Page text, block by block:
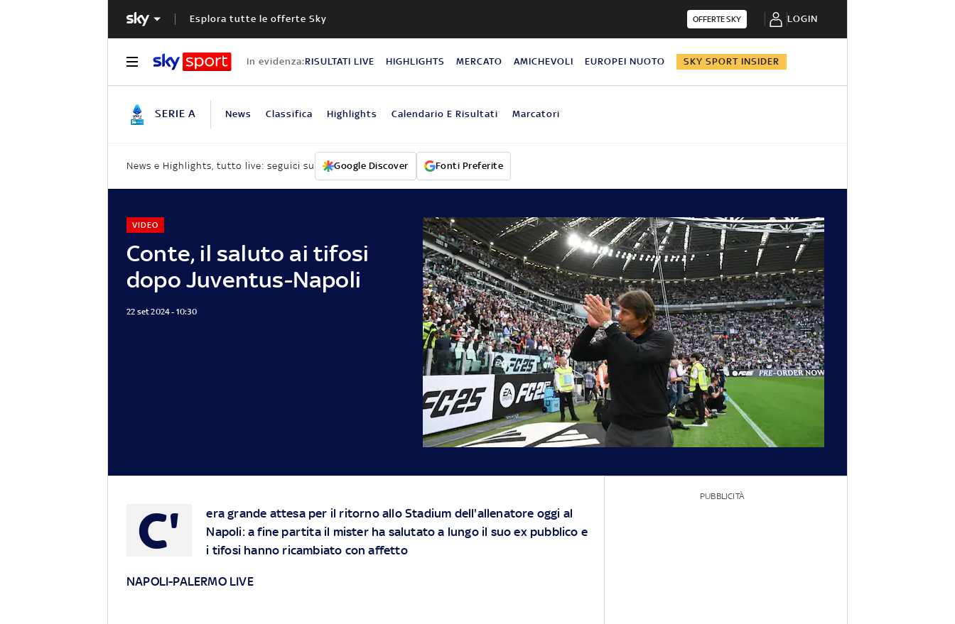
Esplora tutte le offerte Sky OFFERTE SKY LOGIN
In evidenza:RISULTATI LIVE HIGHLIGHTS MERCATO AMICHEVOLI EUROPEI NUOTO SKY SPORT INSIDER
SERIE A News Classifica Highlights Calendario E Risultati Marcatori
News e Highlights, tutto live: seguici su Google Discover Fonti Preferite
Conte, il saluto ai tifosi
dopo Juventus-Napoli
VIDEO
22 set 2024 - 10:30
C'
era grande attesa per il ritorno allo Stadium dell'allenatore oggi al
Napoli: a fine partita il mister ha salutato a lungo il suo ex pubblico e
i tifosi hanno ricambiato con affetto
NAPOLI-PALERMO LIVE
PUBBLICITÀ